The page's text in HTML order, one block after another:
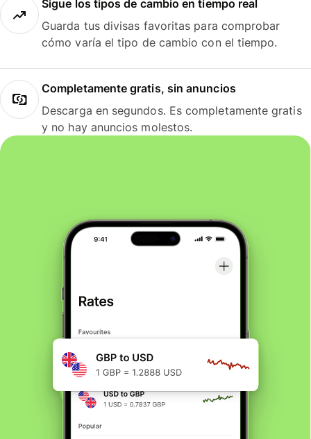
Sigue los tipos de cambio en tiempo real
Guarda tus divisas favoritas para comprobar
cómo varía el tipo de cambio con el tiempo.
Completamente gratis, sin anuncios
Descarga en segundos. Es completamente gratis
y no hay anuncios molestos.